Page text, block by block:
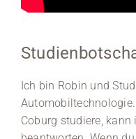
Ich bin Robin und
Coburg studiere,